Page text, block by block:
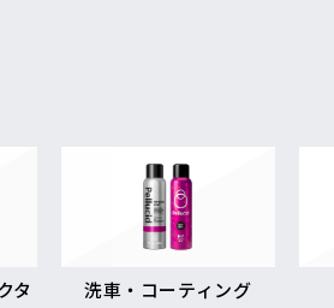
タ
洗車・コーティング